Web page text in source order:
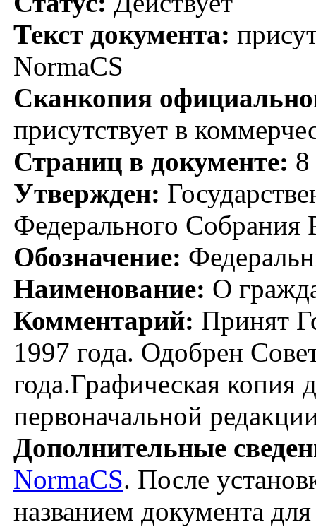
Текст документа:
NormaCS
Сканкопия
присутствует в
Страниц в документе: 8
Утвержден:
Федерального Собрания
Обозначение:
Наименование: О
Комментарий: Принят
1997 года. Одобрен
года.Графическая копия
первоначальной
Дополнительные
NormaCS. После
названием документа